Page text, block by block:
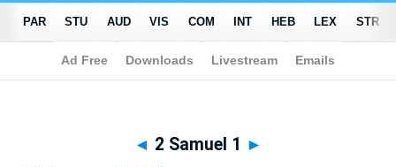
Biblia>Vietnamese (1934) > 2 Samuel 1
◄ 2 Samuel 1 ►